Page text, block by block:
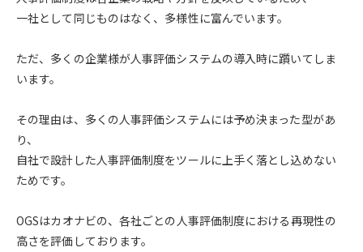
一社として同じものはなく、多様性に富んでいます。
ただ、多くの企業様が人事評価システムの導入時に躓いてしま
います。
その理由は、多くの人事評価システムには予め決まった型があ
り、
自社で設計した人事評価制度をツールに上手く落とし込めない
ためです。
OGSはカオナビの、各社ごとの人事評価制度における再現性の
高さを評価しております。